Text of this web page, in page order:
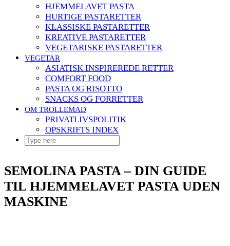
HJEMMELAVET PASTA
HURTIGE PASTARETTER
KLASSISKE PASTARETTER
KREATIVE PASTARETTER
VEGETARISKE PASTARETTER
VEGETAR
ASIATISK INSPIREREDE RETTER
COMFORT FOOD
PASTA OG RISOTTO
SNACKS OG FORRETTER
OM TROLLEMAD
PRIVATLIVSPOLITIK
OPSKRIFTS INDEX
SEMOLINA PASTA – DIN GUIDE
TIL HJEMMELAVET PASTA UDEN
MASKINE